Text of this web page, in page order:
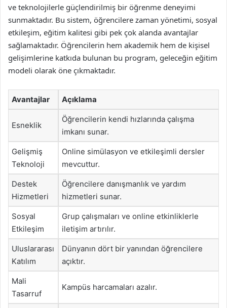
ve teknolojilerle güçlendirilmiş bir öğrenme deneyimi
sunmaktadır. Bu sistem, öğrencilere zaman yönetimi, sosyal
etkileşim, eğitim kalitesi gibi pek çok alanda avantajlar
sağlamaktadır. Öğrencilerin hem akademik hem de kişisel
gelişimlerine katkıda bulunan bu program, geleceğin eğitim
modeli olarak öne çıkmaktadır.
Avantajlar Açıklama
Esneklik
Öğrencilerin kendi hızlarında çalışma
imkanı sunar.
Gelişmiş
Teknoloji
Online simülasyon ve etkileşimli dersler
mevcuttur.
Destek
Hizmetleri
Öğrencilere danışmanlık ve yardım
hizmetleri sunar.
Sosyal
Etkileşim
Grup çalışmaları ve online etkinliklerle
iletişim artırılır.
Uluslararası
Katılım
Dünyanın dört bir yanından öğrencilere
açıktır.
Mali
Tasarruf
Kampüs harcamaları azalır.